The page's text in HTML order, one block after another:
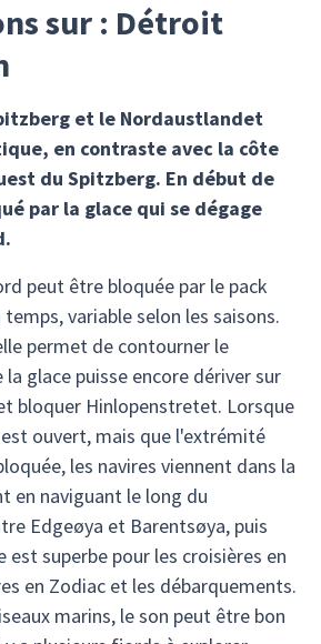
sur : Détroit
et le Nordaustlandet
en contraste avec la côte
du Spitzberg. En début de
par la glace qui se dégage
peut être bloquée par le pack
variable selon les saisons.
permet de contourner le
glace puisse encore dériver sur
bloquer Hinlopenstretet. Lorsque
ouvert, mais que l'extrémité
les navires viennent dans la
en naviguant le long du
Edgeøya et Barentsøya, puis
est superbe pour les croisières en
en Zodiac et les débarquements.
marins, le son peut être bon